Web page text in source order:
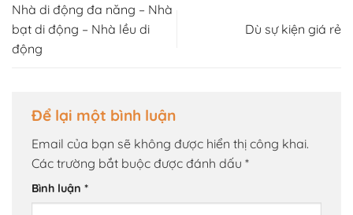
Nhà di động đa năng – Nhà
bạt di động – Nhà lều di
động
Dù sự kiện giá rẻ
Để lại một bình luận
Email của bạn sẽ không được hiển thị công khai.
Các trường bắt buộc được đánh dấu *
Bình luận *